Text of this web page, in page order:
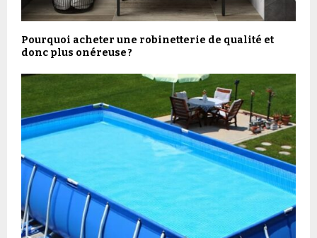
Pourquoi acheter une robinetterie de qualité et
donc plus onéreuse ?